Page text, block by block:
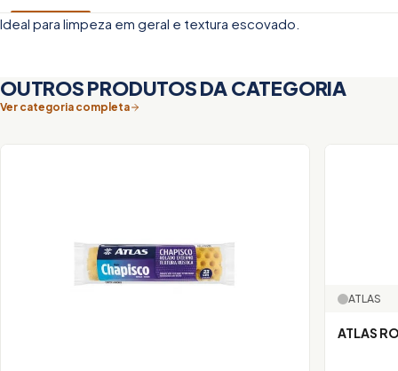
Ideal para limpeza em geral e textura escovado.
OUTROS PRODUTOS DA CATEGORIA
Ver categoria completa
ATLAS
ATLAS